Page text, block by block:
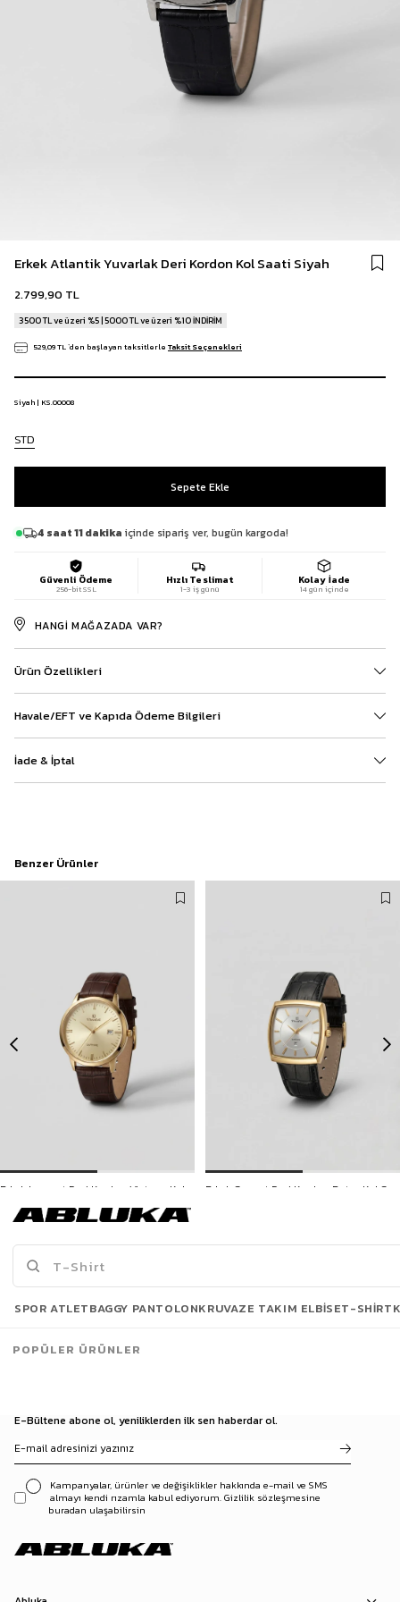
Erkek Atlantik Yuvarlak Deri Kordon Kol Saati Siyah
2.799,90 TL
3500 TL ve üzeri %5 | 5000 TL ve üzeri %10 İNDİRİM
529,09 TL`den başlayan taksitlerle Taksit Seçenekleri
Siyah | KS.00008
STD
4 saat 11 dakika içinde sipariş ver, bugün kargoda!
Güvenli Ödeme
256-bit SSL
Hızlı Teslimat
1-3 iş günü
Kolay İade
14 gün içinde
HANGI MAĞAZADA VAR?
Ürün Özellikleri
Havale/EFT ve Kapıda Ödeme Bilgileri
İade & İptal
Benzer Ürünler
1.999,90 TL
İNDİRİM
Son Bakılanlar
E-Bültene abone ol, yeniliklerden ilk sen haberdar ol.
Kampanyalar, ürünler ve değişiklikler hakkında e-mail ve SMS
almayı kendi rızamla kabul ediyorum. Gizlilik sözleşmesine
buradan ulaşabilirsin
SPOR ATLETBAGGY PANTOLONKRUVAZE TAKIM ELBISET-SHIRT
POPÜLER ÜRÜNLER